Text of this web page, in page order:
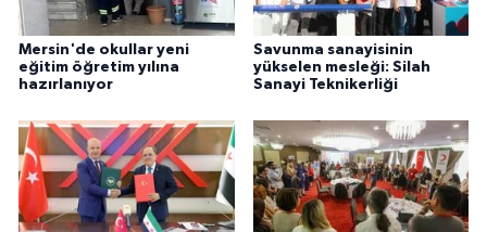
Mersin'de okullar yeni
eğitim öğretim yılına
hazırlanıyor
Savunma sanayisinin
yükselen mesleği: Silah
Sanayi Teknikerliği